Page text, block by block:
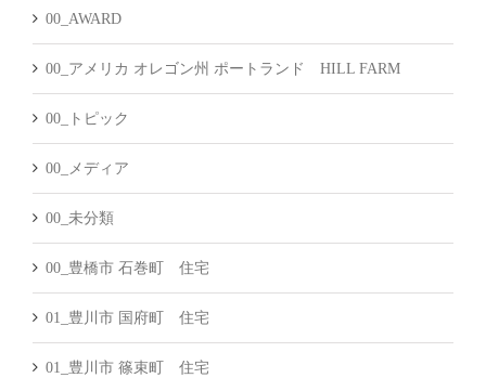
00_AWARD
00_アメリカ オレゴン州 ポートランド HILL FARM
00_トピック
00_メディア
00_未分類
00_豊橋市 石巻町 住宅
01_豊川市 国府町 住宅
01_豊川市 篠束町 住宅